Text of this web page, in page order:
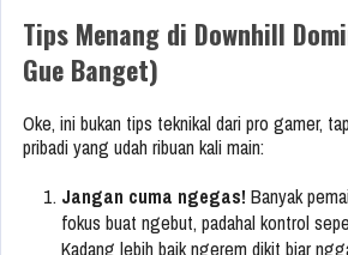
Tips Menang di Downhill
Gue Banget)
Oke, ini bukan tips teknikal dari pro gamer,
pribadi yang udah ribuan kali main:
Jangan cuma ngegas! Banyak
fokus buat ngebut, padahal kontrol
Kadang lebih baik ngerem dikit biar